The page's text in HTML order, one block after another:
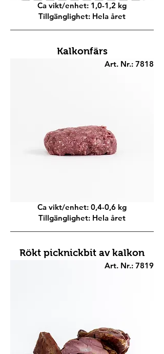
Ca vikt/enhet: 1,0-1,2 kg
Tillgänglighet: Hela året
Kalkonfärs
Art. Nr.: 7818
Ca vikt/enhet: 0,4-0,6 kg
Tillgänglighet: Hela året
Rökt picknickbit av kalkon
Art. Nr.: 7819